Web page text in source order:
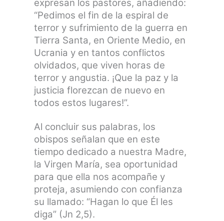
expresan los pastores, añadiendo:
“Pedimos el fin de la espiral de
terror y sufrimiento de la guerra en
Tierra Santa, en Oriente Medio, en
Ucrania y en tantos conflictos
olvidados, que viven horas de
terror y angustia. ¡Que la paz y la
justicia florezcan de nuevo en
todos estos lugares!”.
Al concluir sus palabras, los
obispos señalan que en este
tiempo dedicado a nuestra Madre,
la Virgen María, sea oportunidad
para que ella nos acompañe y
proteja, asumiendo con confianza
su llamado: “Hagan lo que Él les
diga” (Jn 2,5).